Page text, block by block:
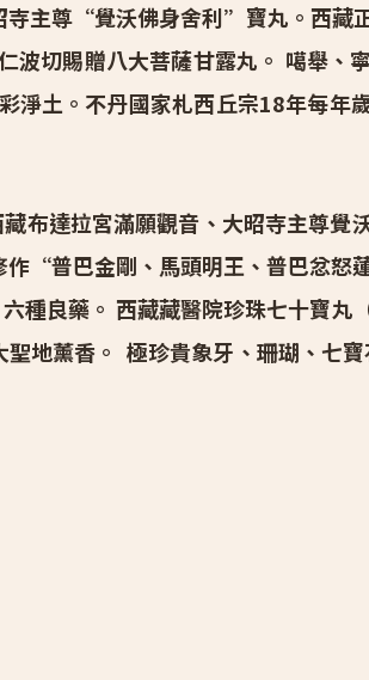
主尊“覺沃佛身舍利”寶丸。西藏
切賜贈八大菩薩甘露丸。 噶舉、
土。不丹國家札西丘宗18年每年
達拉宮滿願觀音、大昭寺主尊覺
作“普巴金剛、馬頭明王、普巴忿
良藥。 西藏藏醫院珍珠七十寶丸
地薰香。 極珍貴象牙、珊瑚、七